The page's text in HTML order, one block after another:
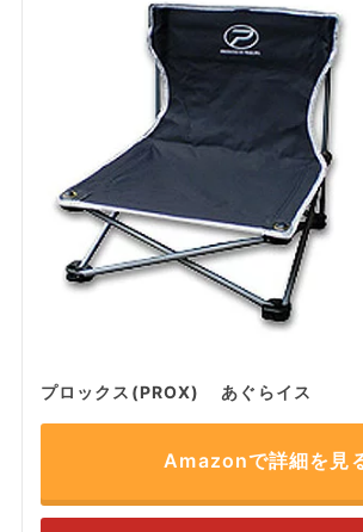
プロックス(PROX) あぐらイス
Amazonで詳細を見